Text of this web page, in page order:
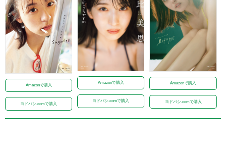
Amazonで購入
ヨドバシ.comで購入
Amazonで購入
ヨドバシ.comで購入
Amazonで購入
ヨドバシ.comで購入